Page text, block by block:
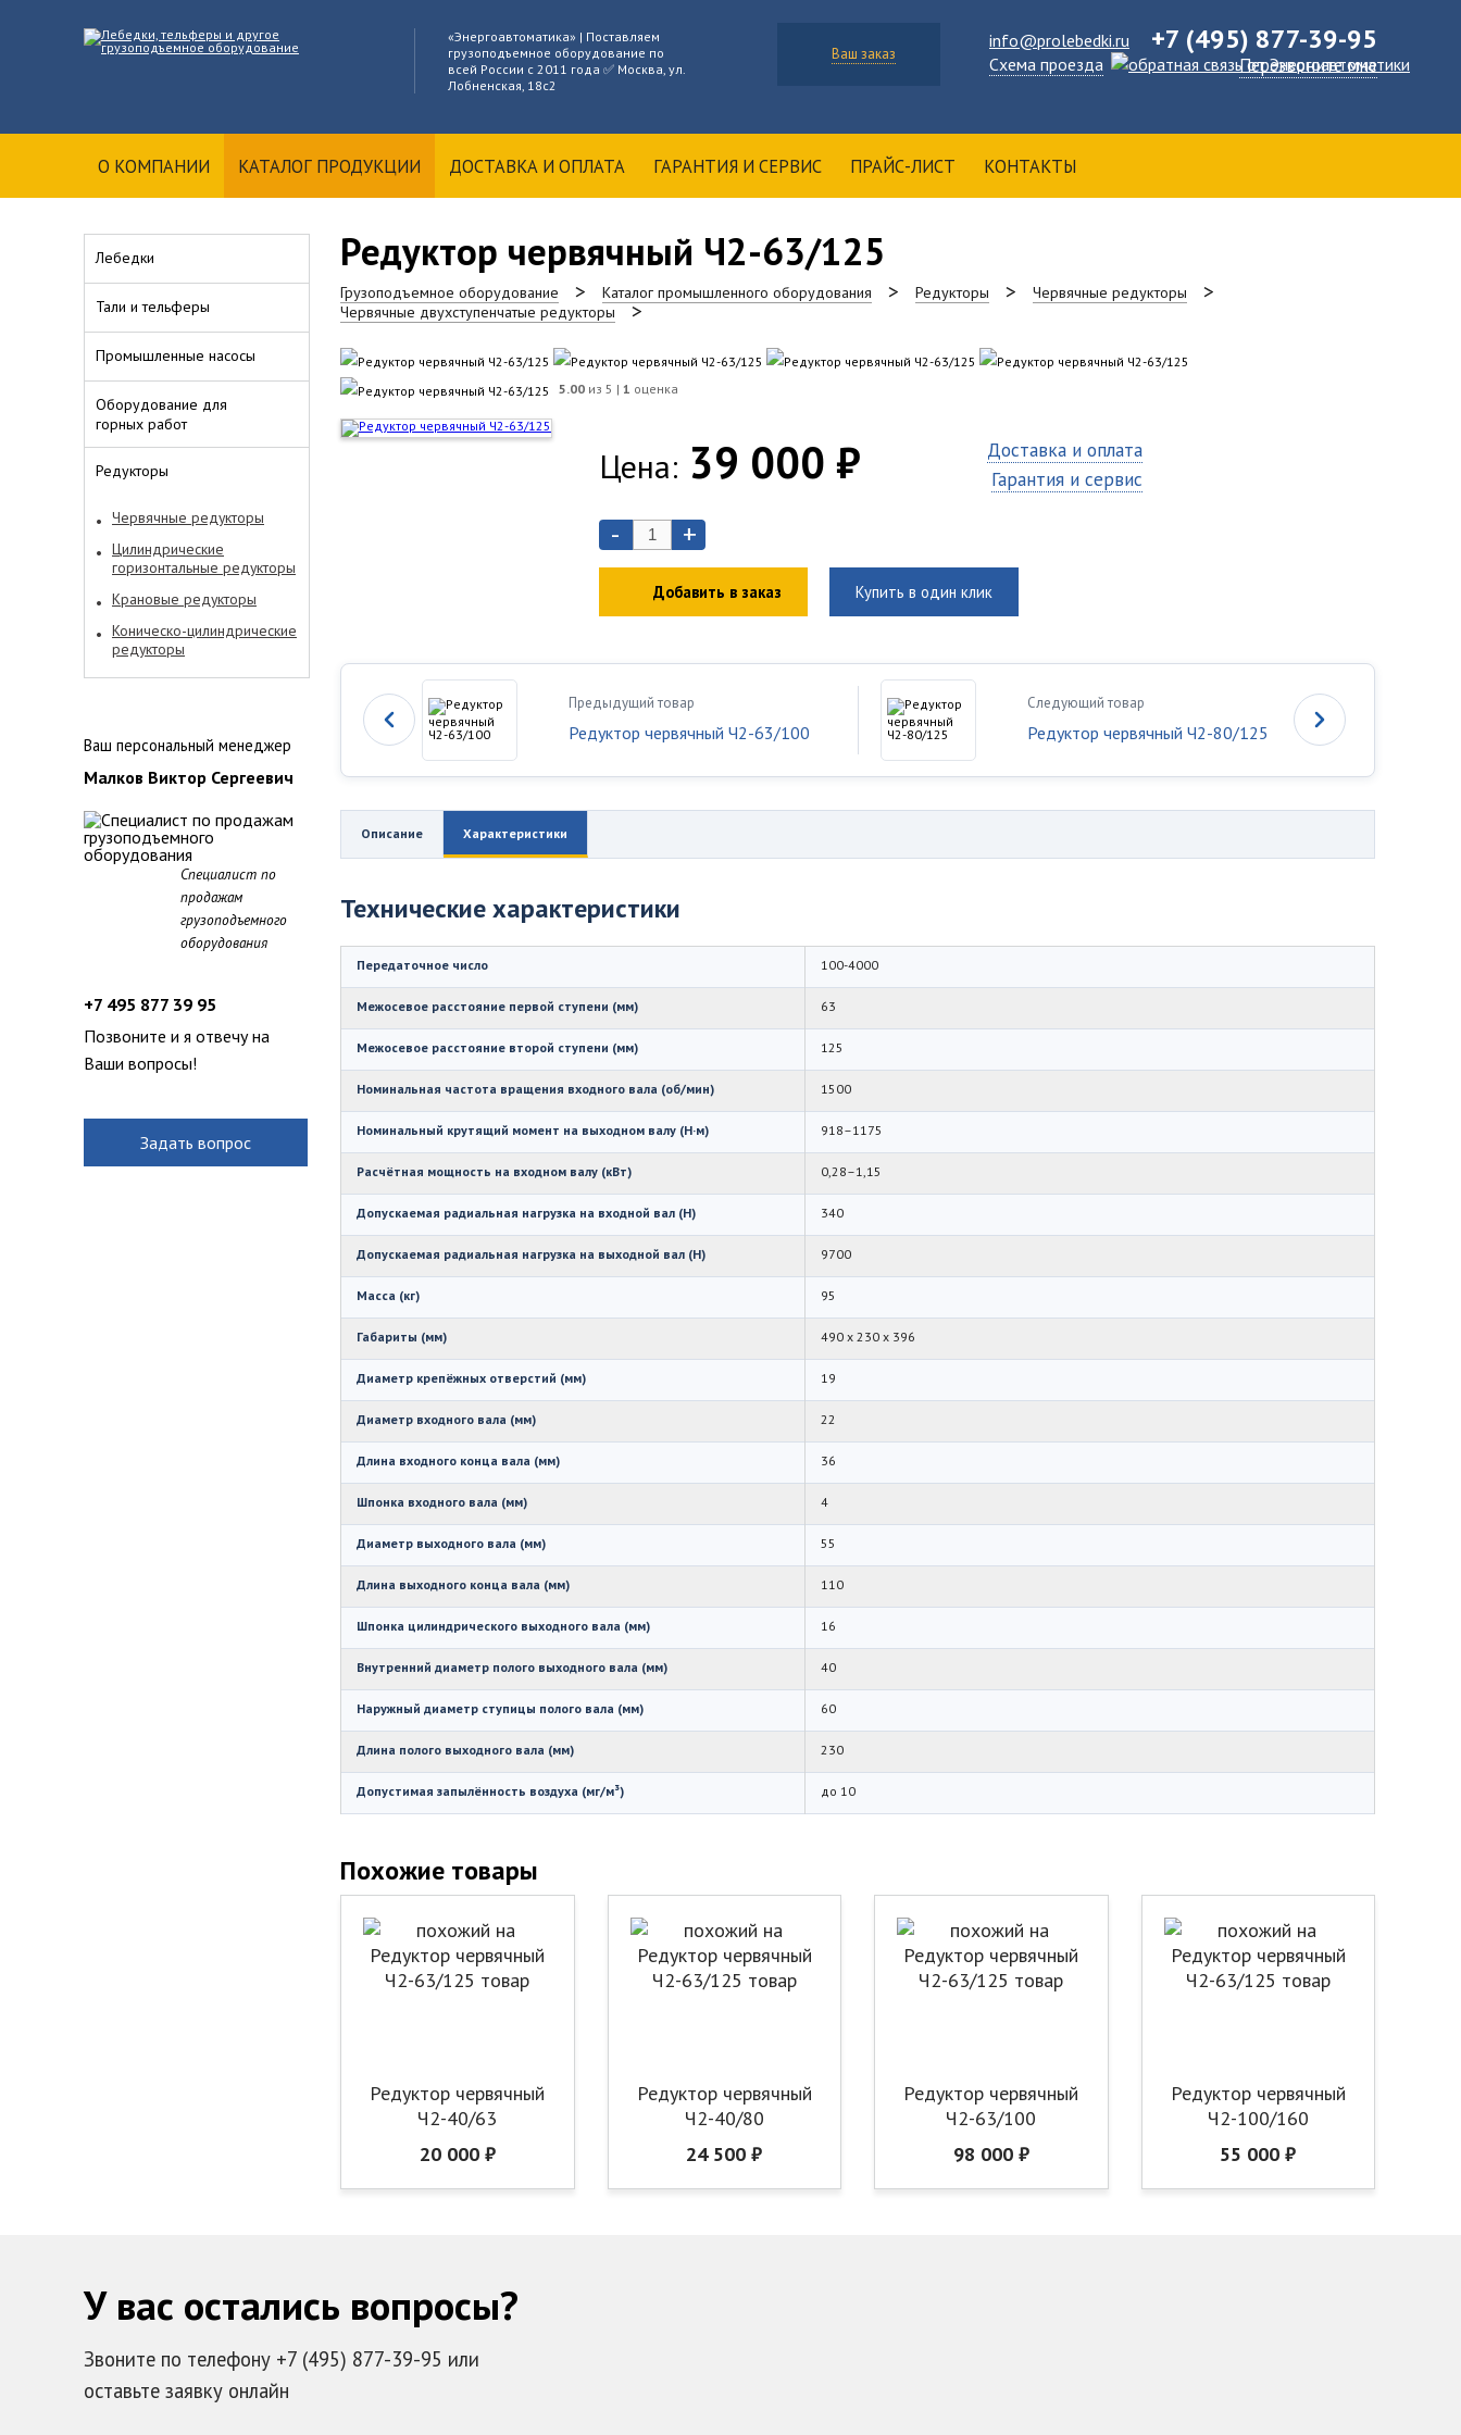
«Энергоавтоматика» | Поставляем
грузоподъемное оборудование по
всей России с 2011 года ✅ Москва, ул.
Лобненская, 18с2
Ваш заказ
info@prolebedki.ru
Схема проезда
+7 (495) 877-39-95
Перезвоните мне
О КОМПАНИИ КАТАЛОГ ПРОДУКЦИИ ДОСТАВКА И ОПЛАТА ГАРАНТИЯ И СЕРВИС ПРАЙС-ЛИСТ КОНТАКТЫ
Лебедки
Тали и тельферы
Промышленные насосы
Оборудование для
горных работ
Редукторы
Червячные редукторы
Цилиндрические
горизонтальные редукторы
Крановые редукторы
Коническо-цилиндрические
редукторы
Ваш персональный менеджер
Малков Виктор Сергеевич
Специалист по
продажам
грузоподъемного
оборудования
+7 495 877 39 95
Позвоните и я отвечу на
Ваши вопросы!
Задать вопрос
Редуктор червячный Ч2-63/125
Грузоподъемное оборудование Каталог промышленного оборудования Редукторы
Червячные редукторы
Червячные двухступенчатые редукторы
5.00 из 5 | 1 оценка
Цена: 39 000 ₽
Доставка и оплата
Гарантия и сервис
- +
Добавить в заказ Купить в один клик
Предыдущий товар
Редуктор червячный Ч2-63/100
Следующий товар
Редуктор червячный Ч2-80/125
Описание Характеристики
Технические характеристики
Передаточное число 100-4000
Межосевое расстояние первой ступени (мм) 63
Межосевое расстояние второй ступени (мм) 125
Номинальная частота вращения входного вала (об/мин) 1500
Номинальный крутящий момент на выходном валу (Н·м) 918–1175
Расчётная мощность на входном валу (кВт) 0,28–1,15
Допускаемая радиальная нагрузка на входной вал (Н) 340
Допускаемая радиальная нагрузка на выходной вал (Н) 9700
Масса (кг) 95
Габариты (мм) 490 х 230 х 396
Диаметр крепёжных отверстий (мм) 19
Диаметр входного вала (мм) 22
Длина входного конца вала (мм) 36
Шпонка входного вала (мм) 4
Диаметр выходного вала (мм) 55
Длина выходного конца вала (мм) 110
Шпонка цилиндрического выходного вала (мм) 16
Внутренний диаметр полого выходного вала (мм) 40
Наружный диаметр ступицы полого вала (мм) 60
Длина полого выходного вала (мм) 230
Допустимая запылённость воздуха (мг/м³) до 10
Похожие товары
Редуктор червячный
Ч2-40/63
20 000 ₽
Редуктор червячный
Ч2-40/80
24 500 ₽
Редуктор червячный
Ч2-63/100
98 000 ₽
Редуктор червячный
Ч2-100/160
55 000 ₽
У вас остались вопросы?
Звоните по телефону +7 (495) 877-39-95 или
оставьте заявку онлайн